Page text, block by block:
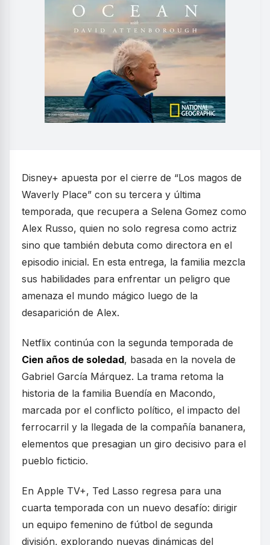
Disney+ apuesta por el cierre de “Los magos de
Waverly Place” con su tercera y última
temporada, que recupera a Selena Gomez como
Alex Russo, quien no solo regresa como actriz
sino que también debuta como directora en el
episodio inicial. En esta entrega, la familia mezcla
sus habilidades para enfrentar un peligro que
amenaza el mundo mágico luego de la
desaparición de Alex.
Netflix continúa con la segunda temporada de
Cien años de soledad, basada en la novela de
Gabriel García Márquez. La trama retoma la
historia de la familia Buendía en Macondo,
marcada por el conflicto político, el impacto del
ferrocarril y la llegada de la compañía bananera,
elementos que presagian un giro decisivo para el
pueblo ficticio.
En Apple TV+, Ted Lasso regresa para una
cuarta temporada con un nuevo desafío: dirigir
un equipo femenino de fútbol de segunda
división, explorando nuevas dinámicas del